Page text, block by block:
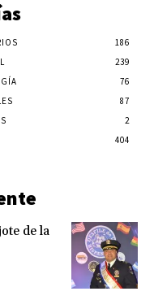
186
239
76
87
2
404
de la